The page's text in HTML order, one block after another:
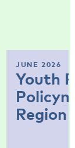
JUNE 2026
Youth
Region